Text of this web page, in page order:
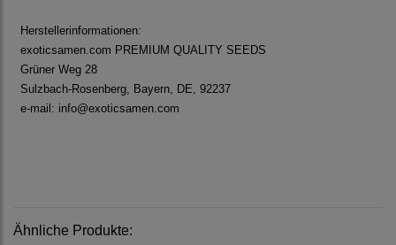
Herstellerinformationen:
exoticsamen.com PREMIUM QUALITY SEEDS
Grüner Weg 28
Sulzbach-Rosenberg, Bayern, DE, 92237
e-mail: info@exoticsamen.com
Ähnliche Produkte: